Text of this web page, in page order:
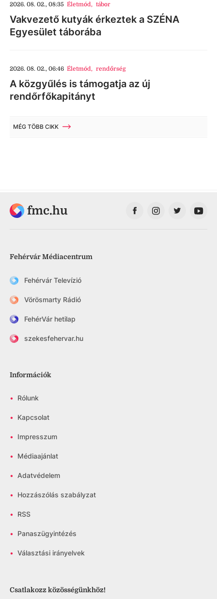
2026. 08. 02., 08:35 Életmód, tábor
Vakvezető kutyák érkeztek a SZÉNA
Egyesület táborába
2026. 08. 02., 06:46 Életmód, rendőrség
A közgyűlés is támogatja az új
rendőrfőkapitányt
MÉG TÖBB CIKK
fmc.hu
Fehérvár Médiacentrum
Fehérvár Televízió
Vörösmarty Rádió
FehérVár hetilap
szekesfehervar.hu
Információk
• Rólunk
• Kapcsolat
• Impresszum
• Médiaajánlat
• Adatvédelem
• Hozzászólás szabályzat
• RSS
• Panaszügyintézés
• Választási irányelvek
Csatlakozz közösségünkhöz!